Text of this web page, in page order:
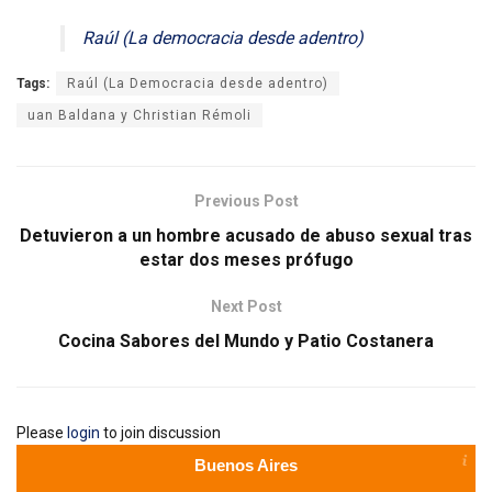
Raúl (La democracia desde adentro)
Tags: Raúl (La Democracia desde adentro)
uan Baldana y Christian Rémoli
Previous Post
Detuvieron a un hombre acusado de abuso sexual tras
estar dos meses prófugo
Next Post
Cocina Sabores del Mundo y Patio Costanera
Please login to join discussion
Buenos Aires